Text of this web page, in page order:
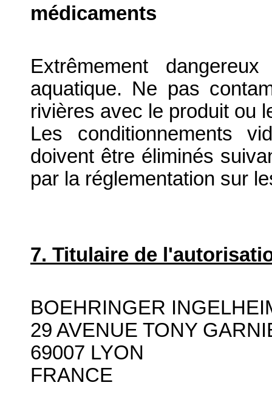
médicaments
Extrêmement
aquatique. Ne pas
rivières avec le produit ou
Les conditionnements
doivent être éliminés
par la réglementation sur
7. Titulaire de
BOEHRINGER
29 AVENUE TONY
69007 LYON
FRANCE